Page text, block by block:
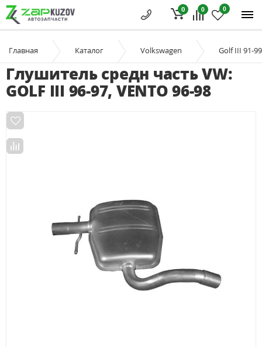
0 0
0
Главная Каталог Volkswagen Golf III 91-99
Глушитель средн часть VW:
GOLF III 96-97, VENTO 96-98